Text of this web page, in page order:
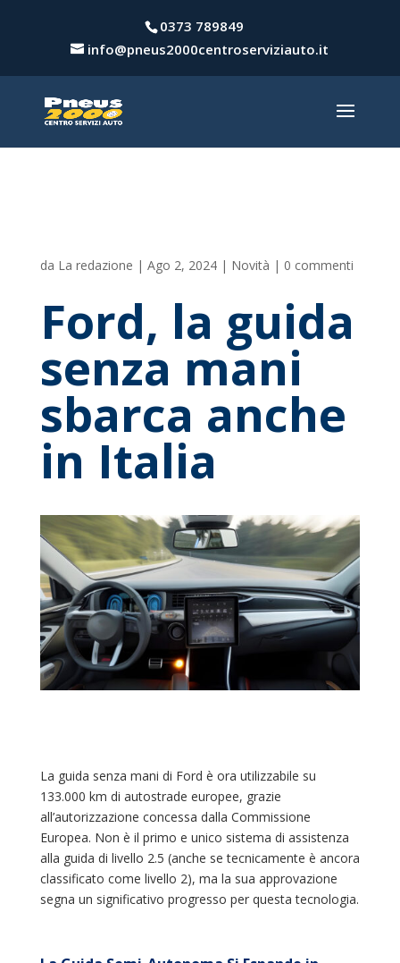
0373 789849
info@pneus2000centroserviziauto.it
da La redazione | Ago 2, 2024| Novità | 0 commenti
Ford, la guida
senza mani
sbarca anche
in Italia
La guida senza mani di Ford è ora utilizzabile su
133.000 km di autostrade europee, grazie
all’autorizzazione concessa dalla Commissione
Europea. Non è il primo e unico sistema di assistenza
alla guida di livello 2.5 (anche se tecnicamente è ancora
classificato come livello 2), ma la sua approvazione
segna un significativo progresso per questa tecnologia.